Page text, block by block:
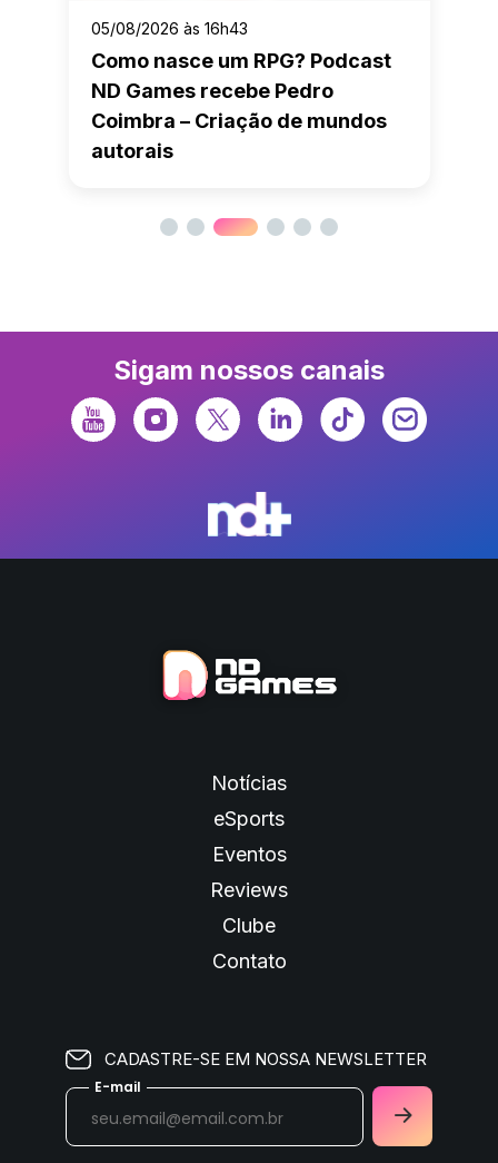
05/08/2026 às 16h43
Como nasce um RPG? Podcast
ND Games recebe Pedro
Coimbra – Criação de mundos
autorais
Sigam nossos canais
Notícias
eSports
Eventos
Reviews
Clube
Contato
CADASTRE-SE EM NOSSA NEWSLETTER
E-mail